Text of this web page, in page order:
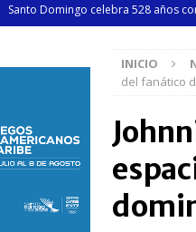
Santo Domingo celebra 528 años
Código Penal reúne a periodistas
Arritmia puede explicar por qué el
Amistad 2026 llevará atención
Migración somete a la justicia a
INICIO
del fanático